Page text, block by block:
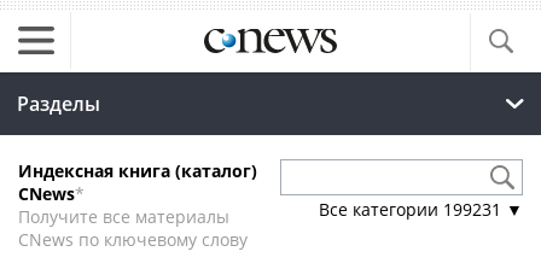
Разделы
Индексная книга (каталог)
CNews*
Получите все материалы
CNews по ключевому слову
Все категории 199231 ▼